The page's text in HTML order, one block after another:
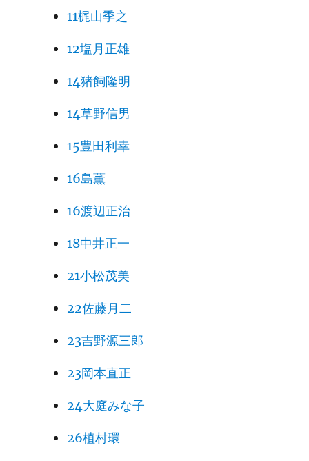
11梶山季之
12塩月正雄
14猪飼隆明
14草野信男
15豊田利幸
16島薫
16渡辺正治
18中井正一
21小松茂美
22佐藤月二
23吉野源三郎
23岡本直正
24大庭みな子
26植村環